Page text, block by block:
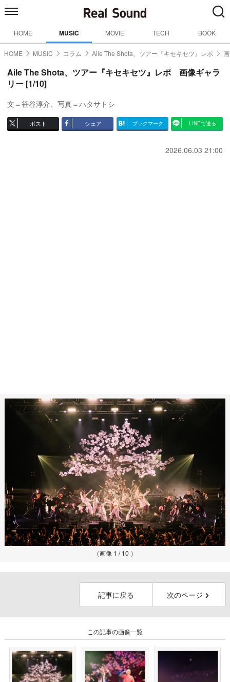
HOME MUSIC MOVIE TECH BOOK
HOME MUSIC コラム Aile The Shota、ツアー『キセキセツ』レポ
Aile The Shota、ツアー『キセキセツ』レポ 画像ギャラ
リー [1/10]
文＝笹谷淳介、写真＝ハタサトシ
ポスト シェア ブックマーク LINEで送る
2026.06.03 21:00
（画像 1 / 10 ）
記事に戻る 次のページ
この記事の画像一覧